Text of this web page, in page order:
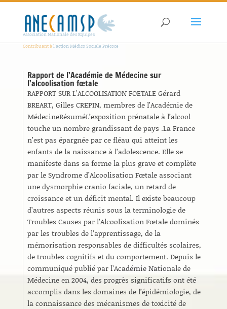
Association Nationale des Equipes
Contribuant àl'action Médico Sociale Précoce
Rapport de l’Académie de Médecine sur
l’alcoolisation fœtale
RAPPORT SUR L’ALCOOLISATION FOETALE Gérard
BREART, Gilles CREPIN, membres de l’Académie de
MédecineRésuméL’exposition prénatale à l’alcool
touche un nombre grandissant de pays .La France
n’est pas épargnée par ce fléau qui atteint les
enfants de la naissance à l’adolescence. Elle se
manifeste dans sa forme la plus grave et complète
par le Syndrome d’Alcoolisation Fœtale associant
une dysmorphie cranio faciale, un retard de
croissance et un déficit mental. Il existe beaucoup
d’autres aspects réunis sous la terminologie de
Troubles Causes par l’Alcoolisation Fœtale dominés
par les troubles de l’apprentissage, de la
mémorisation responsables de difficultés scolaires,
de troubles cognitifs et du comportement. Depuis le
communiqué publié par l’Académie Nationale de
Médecine en 2004, des progrès significatifs ont été
accomplis dans les domaines de l’épidémiologie, de
la connaissance des mécanismes de toxicité de